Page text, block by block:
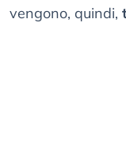
vengono, quindi,